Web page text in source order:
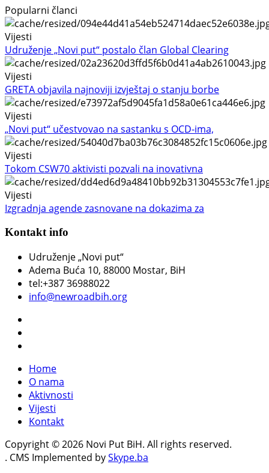
Popularni članci
Vijesti
Udruženje „Novi put“ postalo član Global Clearing
Vijesti
GRETA objavila najnoviji izvještaj o stanju borbe
Vijesti
„Novi put“ učestvovao na sastanku s OCD-ima,
Vijesti
Tokom CSW70 aktivisti pozvali na inovativna
Vijesti
Izgradnja agende zasnovane na dokazima za
Kontakt info
Udruženje „Novi put“
Adema Buća 10, 88000 Mostar, BiH
tel:+387 36988022
info@newroadbih.org
Home
O nama
Aktivnosti
Vijesti
Kontakt
Copyright © 2026 Novi Put BiH. All rights reserved.
. CMS Implemented bySkype.ba